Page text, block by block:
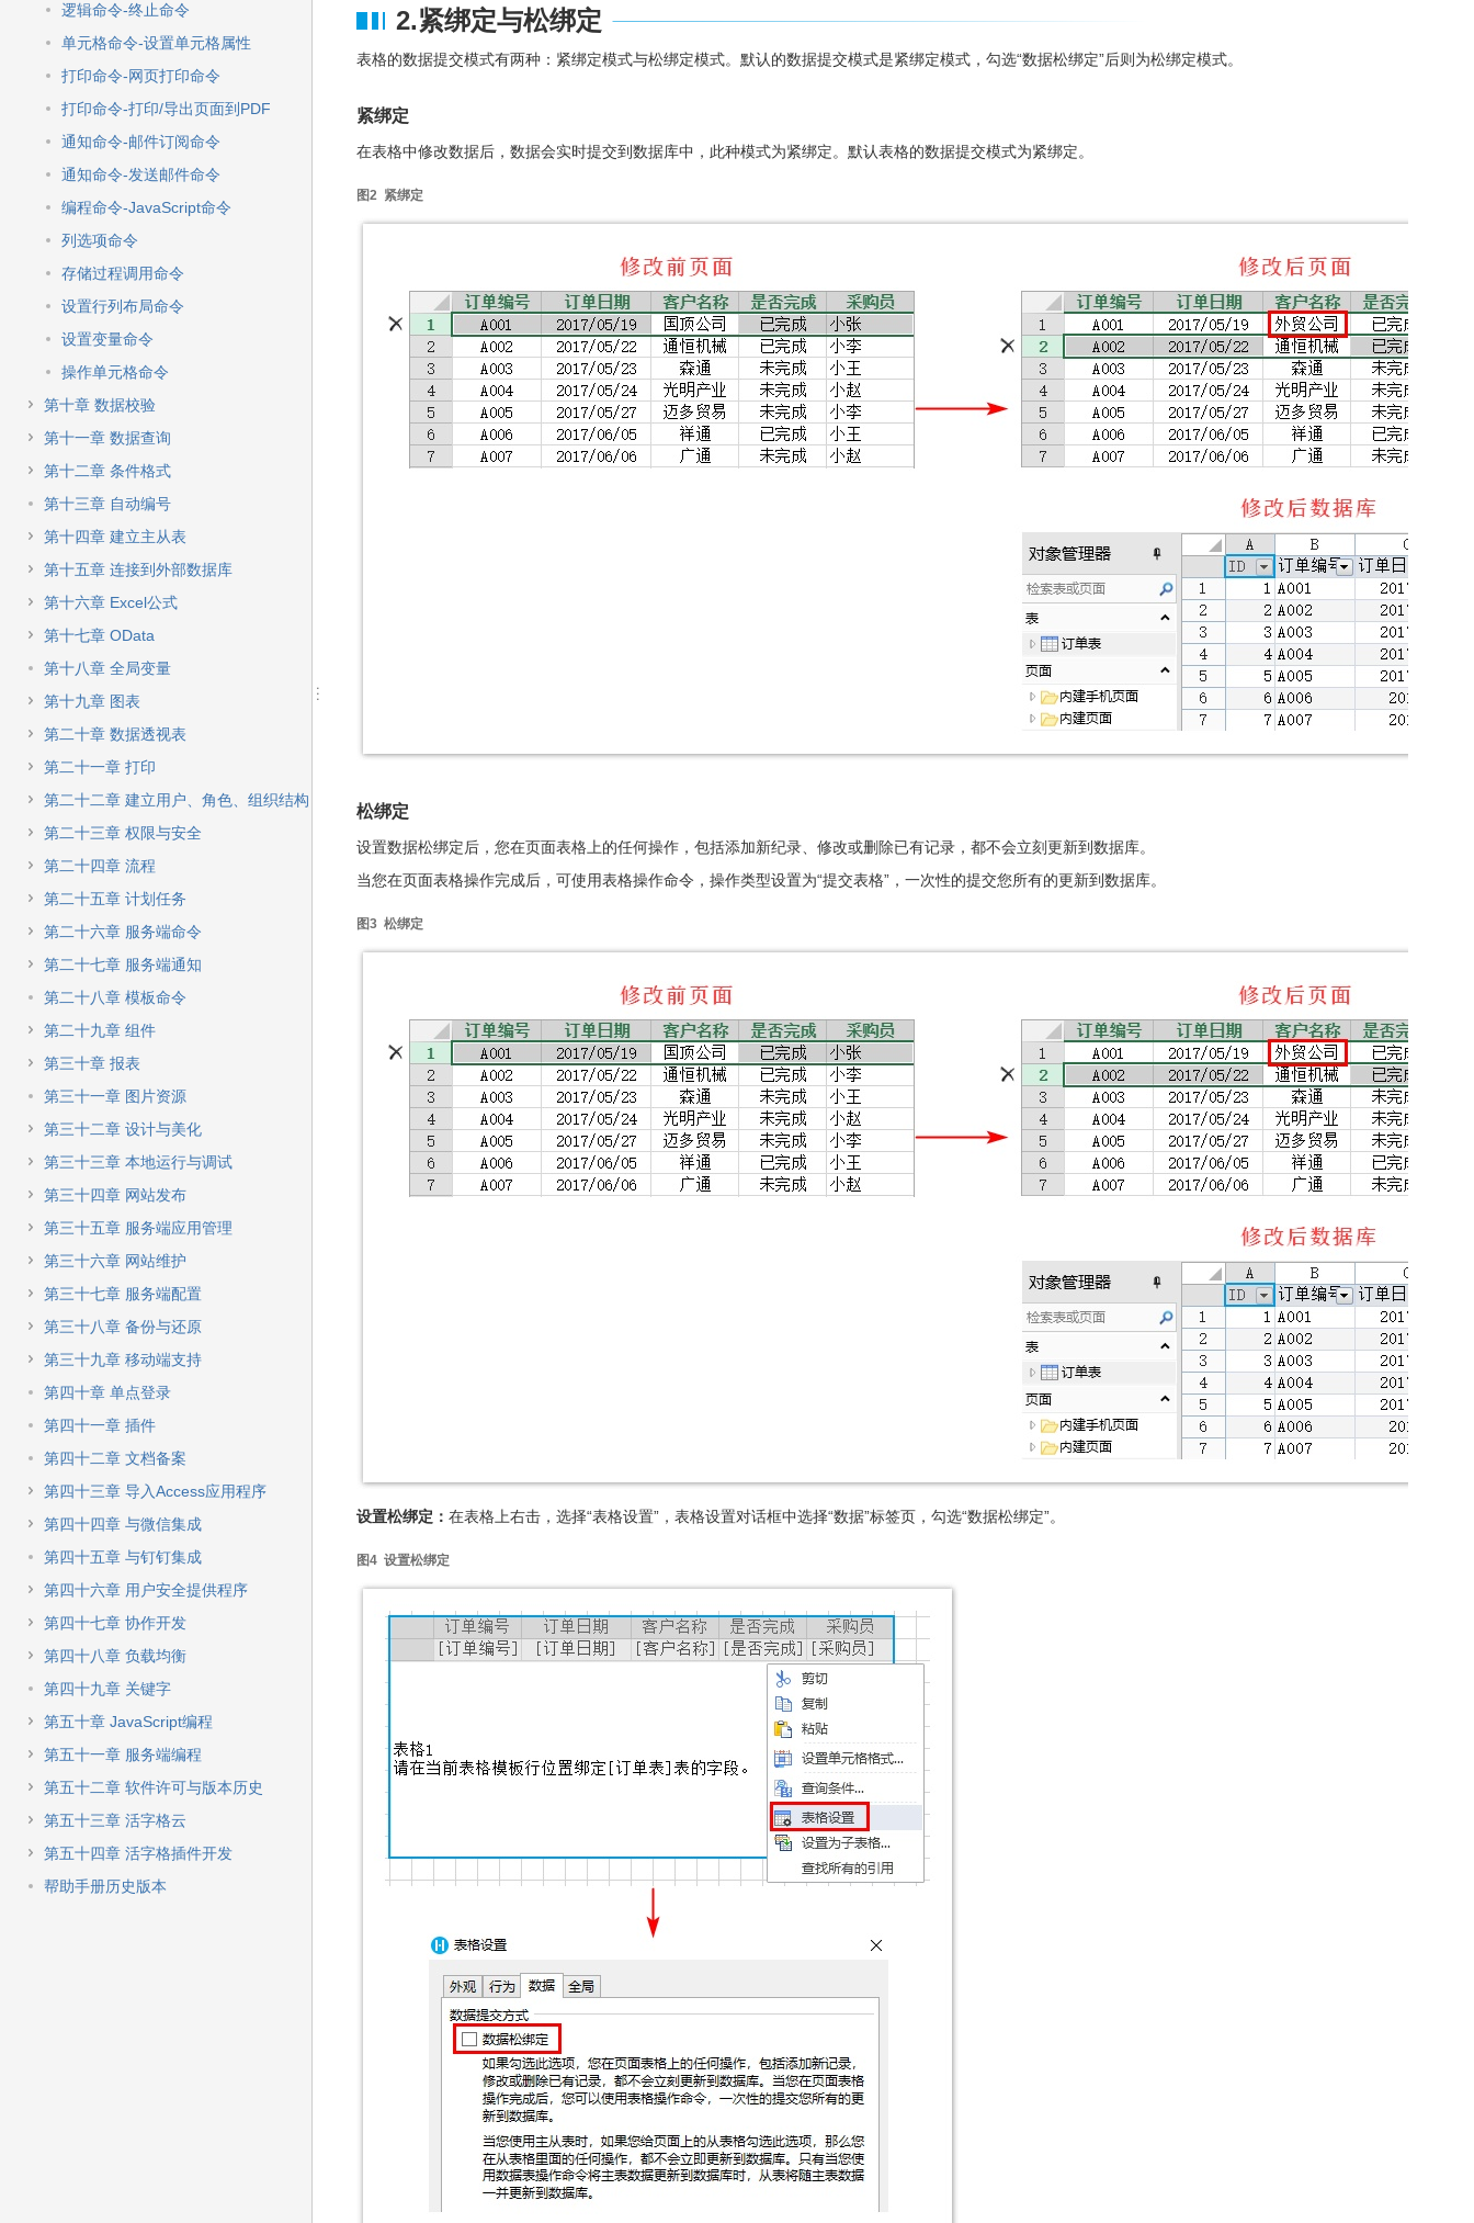
逻辑命令-终止命令
单元格命令-设置单元格属性
打印命令-网页打印命令
打印命令-打印/导出页面到PDF
通知命令-邮件订阅命令
通知命令-发送邮件命令
编程命令-JavaScript命令
列选项命令
存储过程调用命令
设置行列布局命令
设置变量命令
操作单元格命令
第十章 数据校验
第十一章 数据查询
第十二章 条件格式
第十三章 自动编号
第十四章 建立主从表
第十五章 连接到外部数据库
第十六章 Excel公式
第十七章 OData
第十八章 全局变量
第十九章 图表
第二十章 数据透视表
第二十一章 打印
第二十二章 建立用户、角色、组织结构
第二十三章 权限与安全
第二十四章 流程
第二十五章 计划任务
第二十六章 服务端命令
第二十七章 服务端通知
第二十八章 模板命令
第二十九章 组件
第三十章 报表
第三十一章 图片资源
第三十二章 设计与美化
第三十三章 本地运行与调试
第三十四章 网站发布
第三十五章 服务端应用管理
第三十六章 网站维护
第三十七章 服务端配置
第三十八章 备份与还原
第三十九章 移动端支持
第四十章 单点登录
第四十一章 插件
第四十二章 文档备案
第四十三章 导入Access应用程序
第四十四章 与微信集成
第四十五章 与钉钉集成
第四十六章 用户安全提供程序
第四十七章 协作开发
第四十八章 负载均衡
第四十九章 关键字
第五十章 JavaScript编程
第五十一章 服务端编程
第五十二章 软件许可与版本历史
第五十三章 活字格云
第五十四章 活字格插件开发
帮助手册历史版本
2.紧绑定与松绑定
表格的数据提交模式有两种：紧绑定模式与松绑定模式。默认的数据提交模式是紧绑定模式，勾选“数据松绑定”后则为松绑定模式。
紧绑定
在表格中修改数据后，数据会实时提交到数据库中，此种模式为紧绑定。默认表格的数据提交模式为紧绑定。
图2 紧绑定
松绑定
设置数据松绑定后，您在页面表格上的任何操作，包括添加新纪录、修改或删除已有记录，都不会立刻更新到数据库。
当您在页面表格操作完成后，可使用表格操作命令，操作类型设置为“提交表格”，一次性的提交您所有的更新到数据库。
图3 松绑定
设置松绑定： 在表格上右击，选择“表格设置”，表格设置对话框中选择“数据”标签页，勾选“数据松绑定”。
图4 设置松绑定